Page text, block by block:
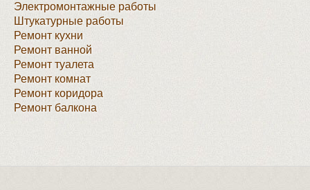
Электромонтажные работы
Штукатурные работы
Ремонт кухни
Ремонт ванной
Ремонт туалета
Ремонт комнат
Ремонт коридора
Ремонт балкона